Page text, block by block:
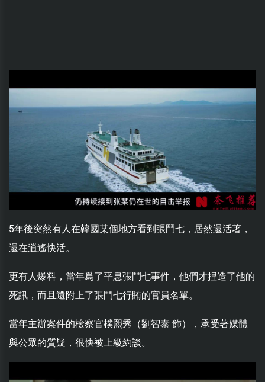
5年後突然有人在韓國某個地方看到張鬥七，居然還活著，
還在逍遙快活。
更有人爆料，當年爲了平息張鬥七事件，他們才捏造了他的
死訊，而且還附上了張鬥七行賄的官員名單。
當年主辦案件的檢察官樸熙秀（劉智泰 飾），承受著媒體
與公眾的質疑，很快被上級約談。